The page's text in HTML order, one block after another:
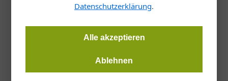
Datenschutzerklärung.
Alle akzeptieren
Ablehnen
29.05.2026, 16:11 Uhr
umfassend saniert. Dank besserer Fassadendämmung und
moderner Gebäudetechnik auf dem neuesten Stand der